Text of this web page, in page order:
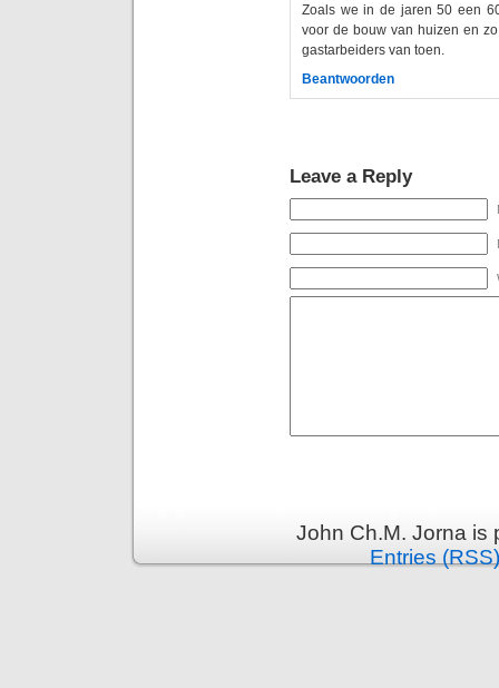
Zoals we in de jaren 50 een
voor de bouw van huizen en
gastarbeiders van toen.
Beantwoorden
Leave a Reply
John Ch.M. Jorna
Entries (RSS)